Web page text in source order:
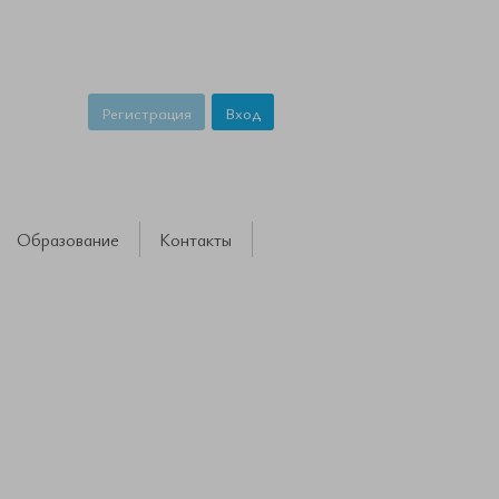
Регистрация Вход
Образование Контакты